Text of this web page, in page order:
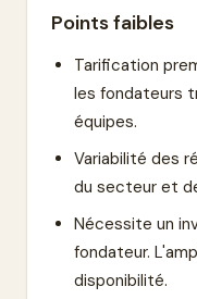
Points faibles
Tarification
les fondateurs
équipes.
Variabilité des
du secteur et
Nécessite un
fondateur.
disponibilité.